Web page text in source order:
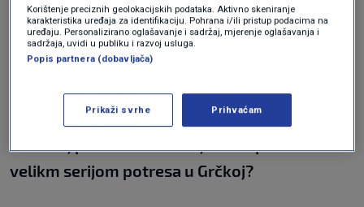
značajno efekte potresa. Jednako jak potres
će, ovisno o tim karakterisitkam lokalnih
uvjeta, proizvesti puno drugačije efekte",
pojasnio je Kuk.
velikm serijom potresa u Grčkoj?
Korištenje preciznih geolokacijskih podataka. Aktivno skeniranje
karakteristika uređaja za identifikaciju. Pohrana i/ili pristup podacima na
uređaju. Personalizirano oglašavanje i sadržaj, mjerenje oglašavanja i
sadržaja, uvidi u publiku i razvoj usluga.
Popis partnera (dobavljača)
Prikaži svrhe Prihvaćam